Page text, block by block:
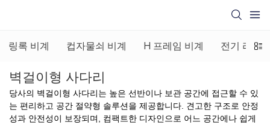
링록 비계 컵자물쇠 비계 H 프레임 비계 전기 리프
벽걸이형 사다리
당사의 벽걸이형 사다리는 높은 선반이나 보관 공간에 접근할 수 있
는 편리하고 공간 절약형 솔루션을 제공합니다. 견고한 구조로 안정
성과 안전성이 보장되며, 컴팩트한 디자인으로 어느 공간에나 쉽게